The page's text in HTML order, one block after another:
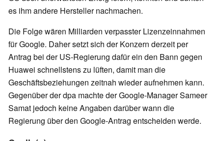
es ihm andere Hersteller nachmachen.
Die Folge wären Milliarden verpasster Lizenzeinnahmen
für Google. Daher setzt sich der Konzern derzeit per
Antrag bei der US-Regierung dafür ein den Bann gegen
Huawei schnellstens zu lüften, damit man die
Geschäftsbeziehungen zeitnah wieder aufnehmen kann.
Gegenüber der dpa machte der Google-Manager Sameer
Samat jedoch keine Angaben darüber wann die
Regierung über den Google-Antrag entscheiden werde.